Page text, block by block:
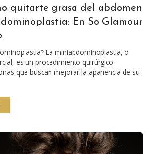
quitarte grasa del abdomen
En So Glamour
La miniabdominoplastia, o
es un procedimiento quirúrgico
que buscan mejorar la apariencia de su